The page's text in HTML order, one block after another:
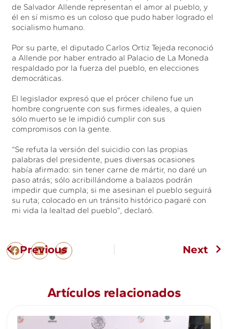
de Salvador Allende representan el amor al pueblo, y
él en sí mismo es un coloso que pudo haber logrado el
socialismo humano.
Por su parte, el diputado Carlos Ortiz Tejeda reconoció
a Allende por haber entrado al Palacio de La Moneda
respaldado por la fuerza del pueblo, en elecciones
democráticas.
El legislador expresó que el prócer chileno fue un
hombre congruente con sus firmes ideales, a quien
sólo muerto se le impidió cumplir con sus
compromisos con la gente.
“Se refuta la versión del suicidio con las propias
palabras del presidente, pues diversas ocasiones
había afirmado: sin tener carne de mártir, no daré un
paso atrás; sólo acribillándome a balazos podrán
impedir que cumpla; si me asesinan el pueblo seguirá
su ruta; colocado en un tránsito histórico pagaré con
mi vida la lealtad del pueblo”, declaró.
Previous Next
Artículos relacionados